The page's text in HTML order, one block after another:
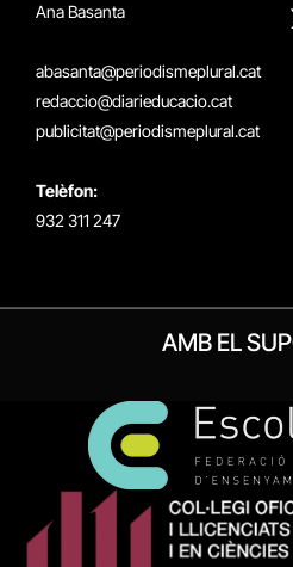
Ana Basanta
abasanta@periodismeplural.cat
redaccio@diarieducacio.cat
publicitat@periodismeplural.cat
Telèfon:
932 311 247
AMB EL